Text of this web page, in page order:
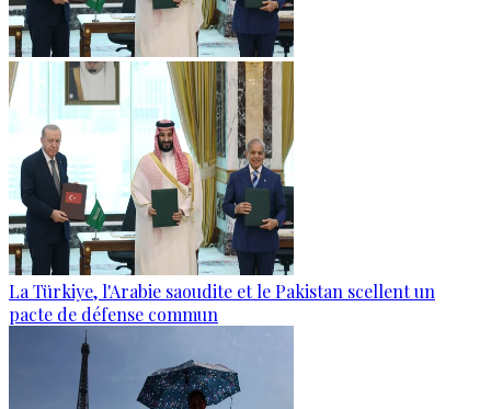
La Türkiye, l'Arabie saoudite et le Pakistan scellent un
pacte de défense commun